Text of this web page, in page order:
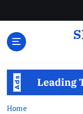
Home